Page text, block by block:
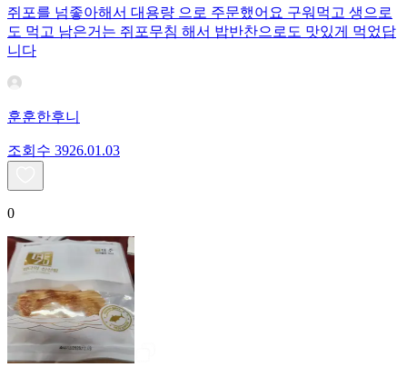
쥐포를 넘좋아해서 대용량 으로 주문했어요 구워먹고 생으로
도 먹고 남은거는 쥐포무침 해서 밥반찬으로도 맛있게 먹었답
니다
훈훈한후니
조회수 3926.01.03
0